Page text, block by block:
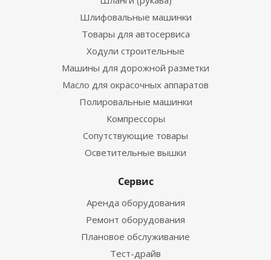
Шлифовальные машинки
Товары для автосервиса
Ходули строительные
Машины для дорожной разметки
Масло для окрасочных аппаратов
Полировальные машинки
Компрессоры
Сопутствующие товары
Осветительные вышки
Сервис
Аренда оборудования
Ремонт оборудования
Плановое обслуживание
Тест-драйв